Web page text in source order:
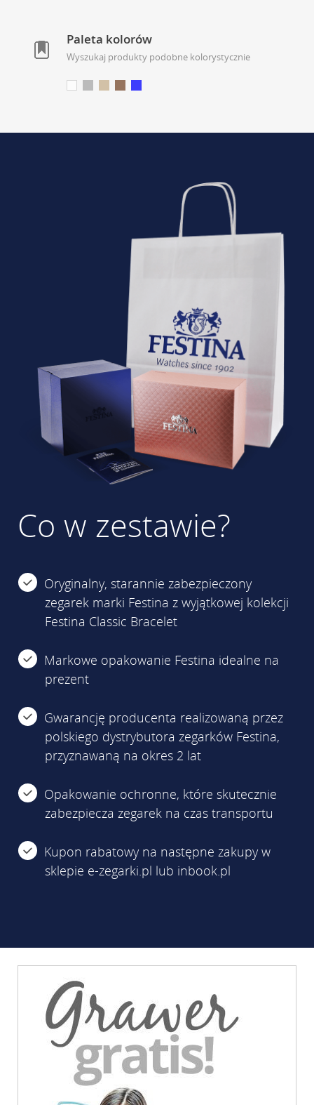
Paleta kolorów
Wyszukaj produkty podobne kolorystycznie
Co w zestawie?
Oryginalny, starannie zabezpieczony
zegarek marki Festina z wyjątkowej kolekcji
Festina Classic Bracelet
Markowe opakowanie Festina idealne na
prezent
Gwarancję producenta realizowaną przez
polskiego dystrybutora zegarków Festina,
przyznawaną na okres 2 lat
Opakowanie ochronne, które skutecznie
zabezpiecza zegarek na czas transportu
Kupon rabatowy na następne zakupy w
sklepie e-zegarki.pl lub inbook.pl